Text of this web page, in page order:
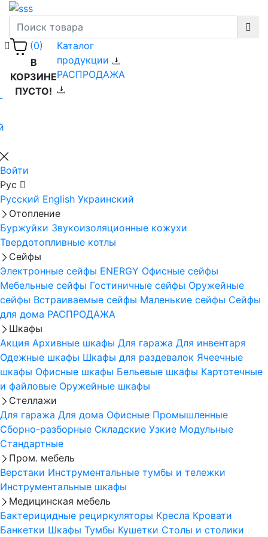
(0)
В
КОРЗИНЕ
ПУСТО!
Каталог
продукции
РАСПРОДАЖА
Войти
Рус
Русский English Украинский
Отопление
Буржуйки Звукоизоляционные кожухи
Твердотопливные котлы
Сейфы
Электронные сейфы ENERGY Офисные сейфы
Мебельные сейфы Гостиничные сейфы Оружейные
сейфы Встраиваемые сейфы Маленькие сейфы Сейфы
для дома РАСПРОДАЖА
Шкафы
Акция Архивные шкафы Для гаража Для инвентаря
Одежные шкафы Шкафы для раздевалок Ячеечные
шкафы Офисные шкафы Бельевые шкафы Картотечные
и файловые Оружейные шкафы
Стеллажи
Для гаража Для дома Офисные Промышленные
Сборно-разборные Складские Узкие Модульные
Стандартные
Пром. мебель
Верстаки Инструментальные тумбы и тележки
Инструментальные шкафы
Медицинская мебель
Бактерицидные рециркуляторы Кресла Кровати
Банкетки Шкафы Тумбы Кушетки Столы и столики